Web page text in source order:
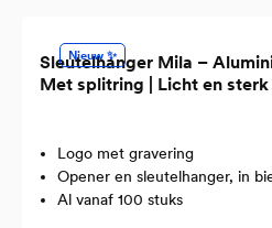
Nieuw ✨
Sleutelhanger Mila –
Met splitring | Licht en sterk
Logo met gravering
Opener en sleutelhanger, in
Al vanaf 100 stuks